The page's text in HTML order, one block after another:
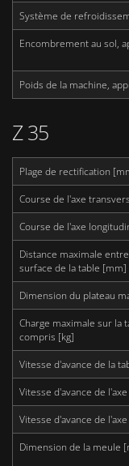
Système de
Encombrement au sol,
Poids de la machine,
Z 35
Plage de rectification
Course de l'axe
Course de l'axe
Distance maximale
surface de la table [mm]
Dimension du plateau
Charge maximale sur la
compris [kg]
Vitesse d'avance de la
Vitesse d'avance de
Vitesse d'avance de
Dimension de la meule